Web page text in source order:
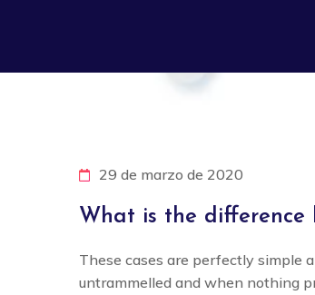
29 de marzo de 2020
What is the difference
These cases are perfectly simple
untrammelled and when nothing